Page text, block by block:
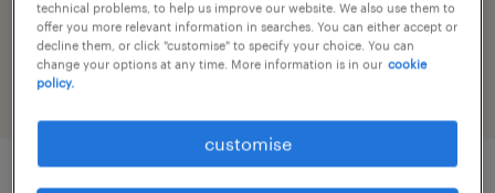
profile
technical problems, to help us improve our website. We also use them to
offer you more relevant information in searches. You can either accept or
decline them, or click "customise" to specify your choice. You can
change your options at any time. More information is in our cookie
policy.
customise